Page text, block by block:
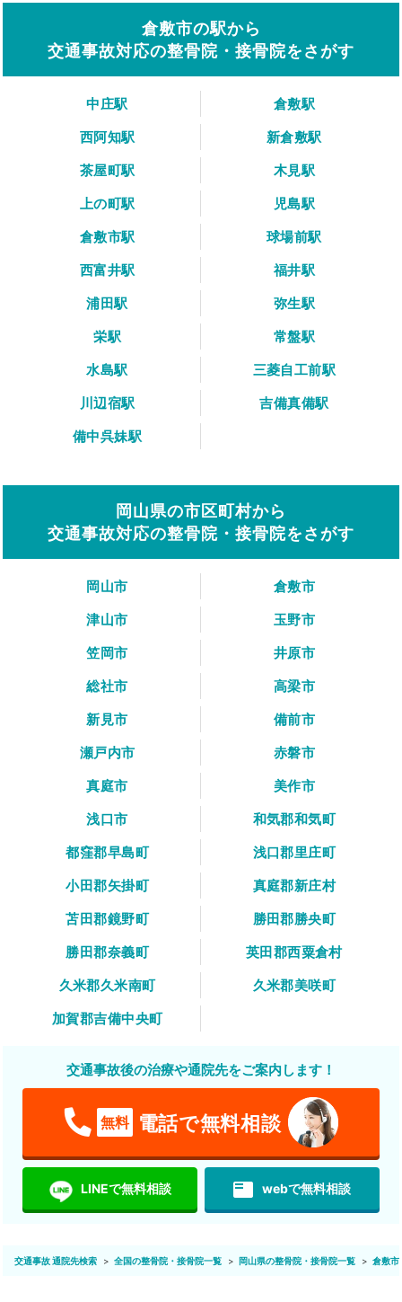
倉敷市の駅から
交通事故対応の整骨院・接骨院をさがす
中庄駅
倉敷駅
西阿知駅
新倉敷駅
茶屋町駅
木見駅
上の町駅
児島駅
倉敷市駅
球場前駅
西富井駅
福井駅
浦田駅
弥生駅
栄駅
常盤駅
水島駅
三菱自工前駅
川辺宿駅
吉備真備駅
備中呉妹駅
岡山県の市区町村から
交通事故対応の整骨院・接骨院をさがす
岡山市
倉敷市
津山市
玉野市
笠岡市
井原市
総社市
高梁市
新見市
備前市
瀬戸内市
赤磐市
真庭市
美作市
浅口市
和気郡和気町
都窪郡早島町
浅口郡里庄町
小田郡矢掛町
真庭郡新庄村
苫田郡鏡野町
勝田郡勝央町
勝田郡奈義町
英田郡西粟倉村
久米郡久米南町
久米郡美咲町
加賀郡吉備中央町
交通事故後の治療や通院先をご案内します！
無料 電話で無料相談
LINEで無料相談 featured_play_list webで無料相談
交通事故 通院先検索 全国の整骨院・接骨院一覧 岡山県の整骨院・接骨院一覧 倉敷市